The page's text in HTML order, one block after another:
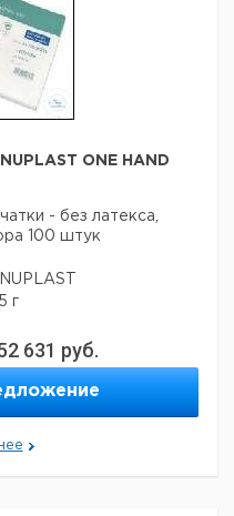
ONE HAND
- без латекса,
100 штук
г
данные могут
631 руб.